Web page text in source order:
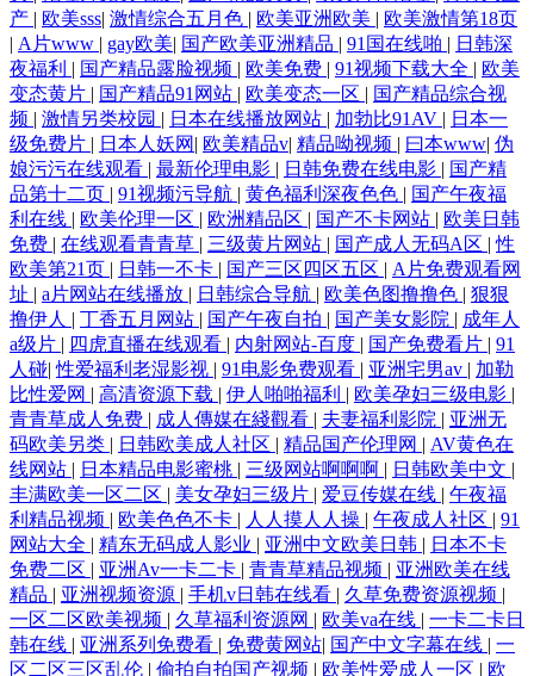
产 | 欧美sss| 激情综合五月色 | 欧美亚洲欧美 | 欧美激情第18页
| A片www | gay欧美| 国产欧美亚洲精品 | 91国在线啪 | 日韩深
夜福利 | 国产精品露脸视频 | 欧美免费 | 91视频下载大全 | 欧美
变态黄片 | 国产精品91网站 | 欧美变态一区 | 国产精品综合视
频 | 激情另类校园 | 日本在线播放网站 | 加勃比91AV | 日本一
级免费片 | 日本人妖网 | 欧美精品v| 精品呦视频 | 曰本www| 伪
娘污污在线观看 | 最新伦理电影 | 日韩免费在线电影 | 国产精
品第十二页 | 91视频污导航 | 黄色福利深夜色色 | 国产午夜福
利在线 | 欧美伦理一区 | 欧洲精品区 | 国产不卡网站 | 欧美日韩
免费 | 在线观看青青草 | 三级黄片网站 | 国产成人无码A区 |性
欧美第21页 | 日韩一不卡 | 国产三区四区五区 | A片免费观看网
址 | a片网站在线播放 | 日韩综合导航 | 欧美色图撸撸色 | 狠狠
撸伊人 | 丁香五月网站 | 国产午夜自拍 | 国产美女影院 | 成年人
a级片 | 四虎直播在线观看 | 内射网站-百度 | 国产免费看片 | 91
人碰|性爱福利老湿影视 | 91电影免费观看 | 亚洲宅男av | 加勒
比性爱网 | 高清资源下载 | 伊人啪啪福利 | 欧美孕妇三级电影 |
青青草成人免费 | 成人傳媒在綫觀看 | 夫妻福利影院 | 亚洲无
码欧美另类 | 日韩欧美成人社区 | 精品国产伦理网 | AV黄色在
线网站 | 日本精品电影蜜桃 | 三级网站啊啊啊 | 日韩欧美中文 |
丰满欧美一区二区 | 美女孕妇三级片 | 爱豆传媒在线 | 午夜福
利精品视频 | 欧美色色不卡 | 人人摸人人操 | 午夜成人社区 | 91
网站大全 | 精东无码成人影业 | 亚洲中文欧美日韩 | 日本不卡
免费二区 | 亚洲Av一卡二卡 | 青青草精品视频 | 亚洲欧美在线
精品 | 亚洲视频资源 | 手机v日韩在线看 | 久草免费资源视频 |
一区二区欧美视频 | 久草福利资源网 | 欧美va在线 | 一卡二卡日
韩在线 | 亚洲系列免费看 | 免费黄网站| 国产中文字幕在线 | 一
区二区三区乱伦 | 偷拍自拍国产视频 | 欧美性爱成人一区 | 欧